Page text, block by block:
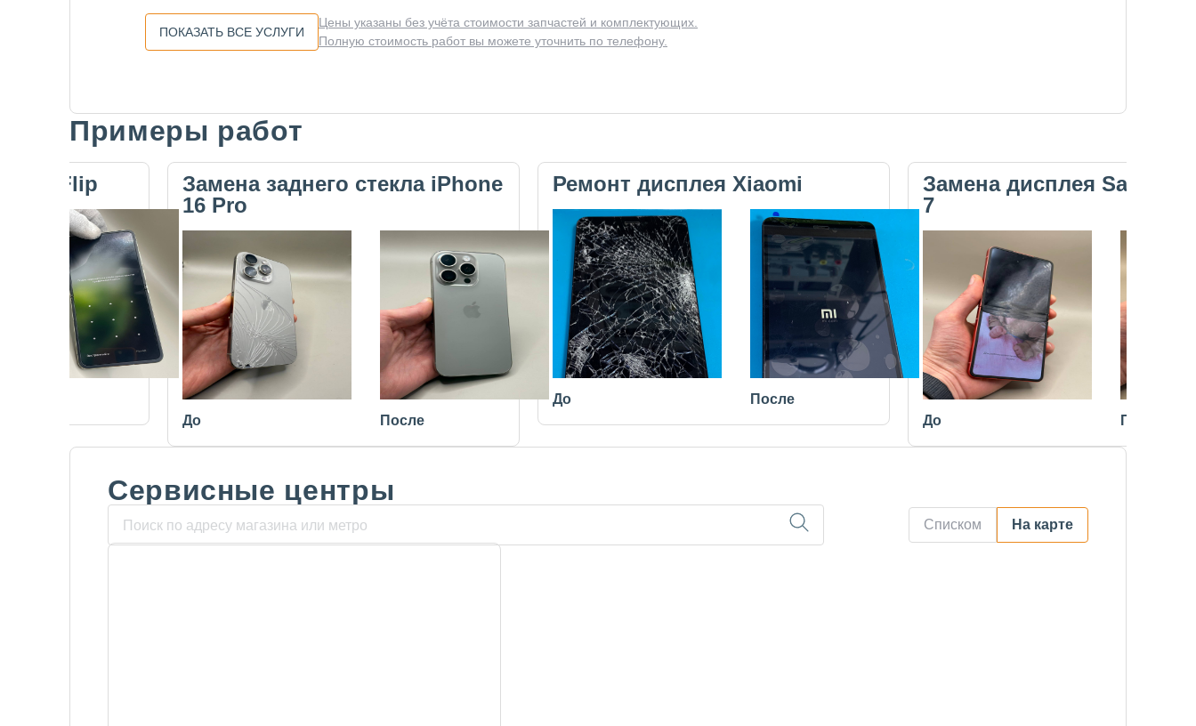
ПОКАЗАТЬ ВСЕ УСЛУГИ
Цены указаны без учёта стоимости запчастей и комплектующих.
Полную стоимость работ вы можете уточнить по телефону.
Примеры работ
Flip
Замена заднего стекла iPhone
16 Pro
До После
Ремонт дисплея Xiaomi
До После
Замена дисплея
7
До После
Сервисные центры
Списком На карте